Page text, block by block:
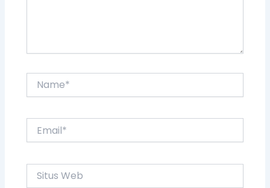
Situs
Web